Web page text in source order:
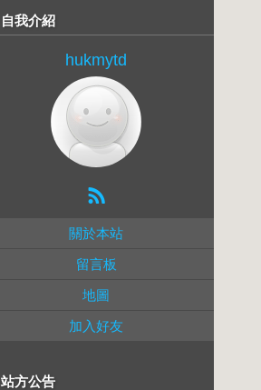
自我介紹
hukmytd
關於本站
留言板
地圖
加入好友
站方公告